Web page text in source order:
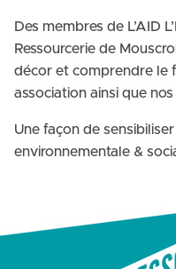
Des membres de L’AID
Ressourcerie de
décor et comprendre le
association ainsi que
Une façon de
environnementale &